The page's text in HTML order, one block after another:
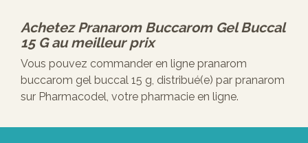
AchetezPranarom Buccarom Gel Buccal
15 Gau meilleur prix
Vous pouvez commander en ligne pranarom
buccarom gel buccal 15 g, distribué(e) par pranarom
sur Pharmacodel, votre pharmacie en ligne.